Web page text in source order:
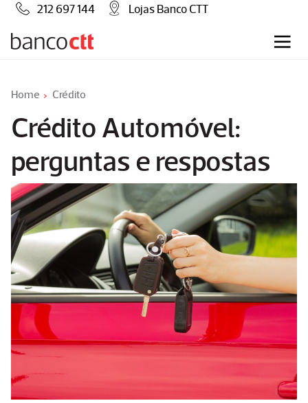
212 697 144 Lojas Banco CTT
Home Crédito
Crédito Automóvel:
perguntas e respostas